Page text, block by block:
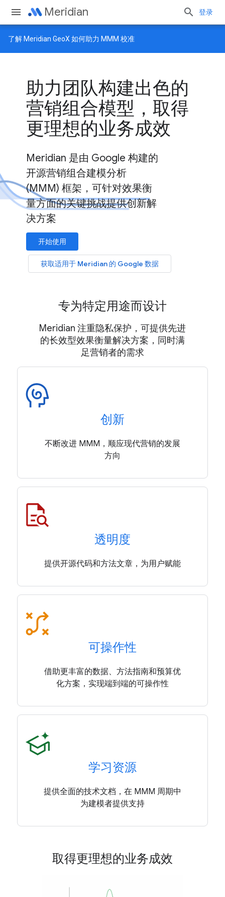
Meridian 登录
了解 Meridian GeoX 如何助力 MMM 校准
助力团队构建出色的
营销组合模型，取得
更理想的业务成效
Meridian 是由 Google 构建的
开源营销组合建模分析
(MMM) 框架，可针对效果衡
量方面的关键挑战提供创新解
决方案
开始使用
获取适用于 Meridian 的 Google 数据
专为特定用途而设计
Meridian 注重隐私保护，可提供先进
的长效型效果衡量解决方案，同时满
足营销者的需求
创新
不断改进 MMM，顺应现代营销的发展
方向
透明度
提供开源代码和方法文章，为用户赋能
可操作性
借助更丰富的数据、方法指南和预算优
化方案，实现端到端的可操作性
学习资源
提供全面的技术文档，在 MMM 周期中
为建模者提供支持
取得更理想的业务成效